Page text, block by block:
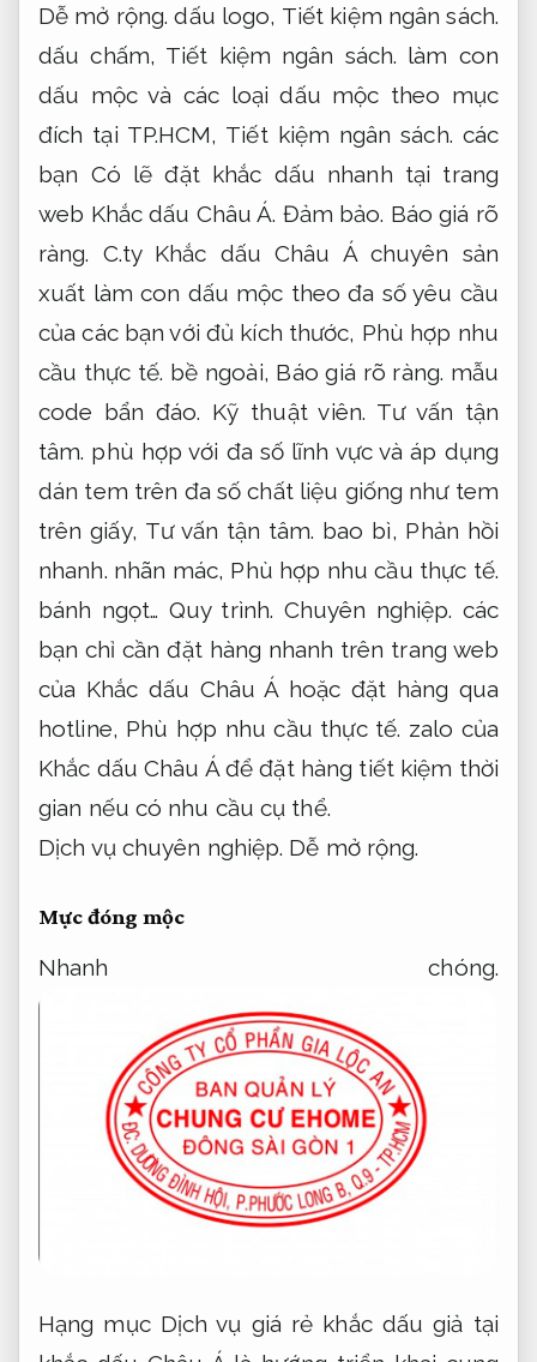
Dễ mở rộng. dấu logo, Tiết kiệm ngân sách.
dấu chấm, Tiết kiệm ngân sách. làm con
dấu mộc và các loại dấu mộc theo mục
đích tại TP.HCM, Tiết kiệm ngân sách. các
bạn Có lẽ đặt khắc dấu nhanh tại trang
web Khắc dấu Châu Á. Đảm bảo. Báo giá rõ
ràng. C.ty Khắc dấu Châu Á chuyên sản
xuất làm con dấu mộc theo đa số yêu cầu
của các bạn với đủ kích thước, Phù hợp nhu
cầu thực tế. bề ngoài, Báo giá rõ ràng. mẫu
code bẩn đáo. Kỹ thuật viên. Tư vấn tận
tâm. phù hợp với đa số lĩnh vực và áp dụng
dán tem trên đa số chất liệu giống như tem
trên giấy, Tư vấn tận tâm. bao bì, Phản hồi
nhanh. nhãn mác, Phù hợp nhu cầu thực tế.
bánh ngọt… Quy trình. Chuyên nghiệp. các
bạn chỉ cần đặt hàng nhanh trên trang web
của Khắc dấu Châu Á hoặc đặt hàng qua
hotline, Phù hợp nhu cầu thực tế. zalo của
Khắc dấu Châu Á để đặt hàng tiết kiệm thời
gian nếu có nhu cầu cụ thể.
Dịch vụ chuyên nghiệp. Dễ mở rộng.
Mực đóng mộc
Nhanh chóng.
Hạng mục Dịch vụ giá rẻ khắc dấu giả tại